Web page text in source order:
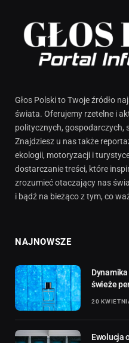
Głos Polski to Twoje źródło
świata. Oferujemy rzetelne i
politycznych, gospodarczych,
Znajdziesz u nas także
ekologii, motoryzacji i
dostarczanie treści, które
zrozumieć otaczający nas
i bądź na bieżąco z tym, co
NAJNOWSZE
świeże
20
Ewolucja